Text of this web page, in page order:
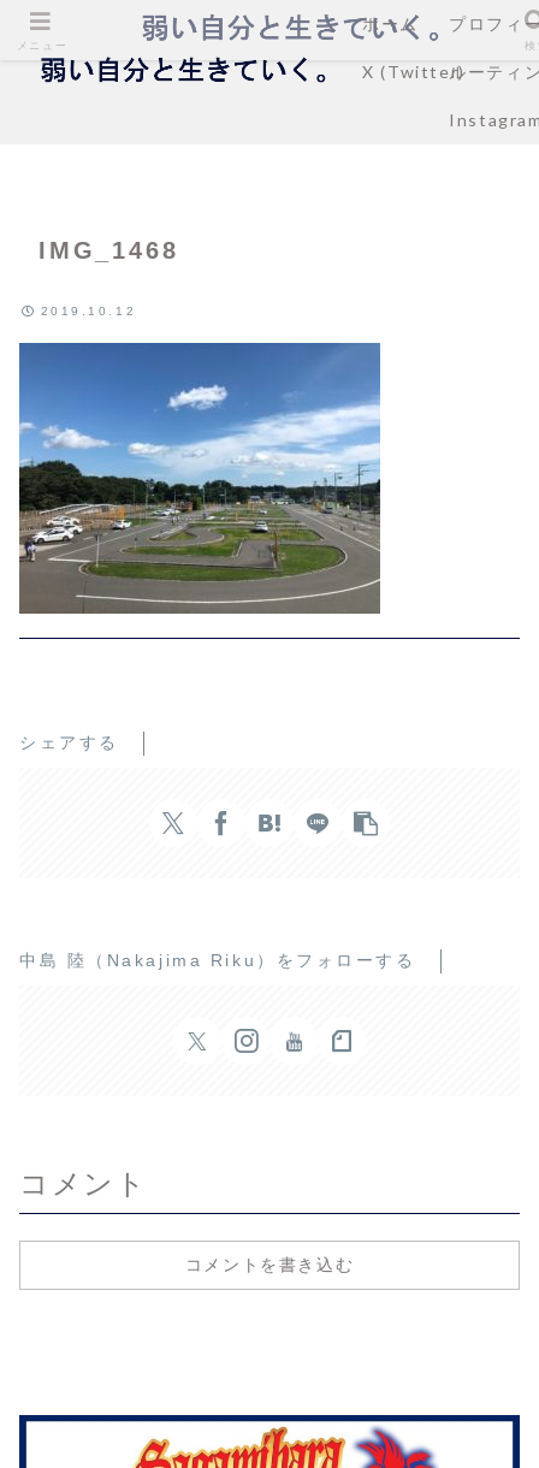
ホーム プロフィ
X (Twitter)ルーティ
IMG_1468
2019.10.12
シェアする
中島 陸（Nakajima Riku）をフォローする
コメント
コメントを書き込む
メニュー